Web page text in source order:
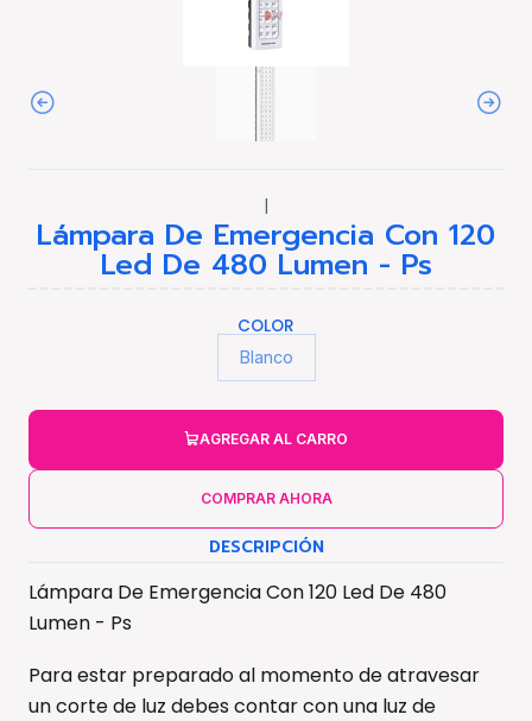
|
Lámpara De Emergencia Con 120
Led De 480 Lumen - Ps
COLOR
Blanco
AGREGAR AL CARRO
COMPRAR AHORA
DESCRIPCIÓN
Lámpara De Emergencia Con 120 Led De 480
Lumen - Ps
Para estar preparado al momento de atravesar
un corte de luz debes contar con una luz de